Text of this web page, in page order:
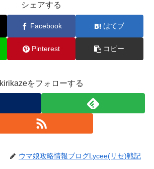
シェアする
Facebook はてブ
Pinterest コピー
kirikazeをフォローする
ウマ娘攻略情報ブログLycee(リセ)戦記